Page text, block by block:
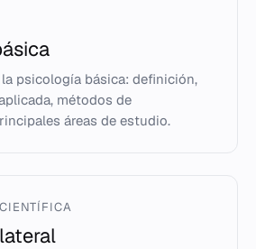
psicología básica: definición,
métodos de
áreas de estudio.